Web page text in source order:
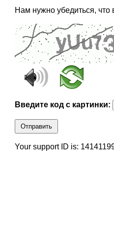
Нам нужно убедиться, что
Введите код с картинки:
Отправить
Your support ID is: